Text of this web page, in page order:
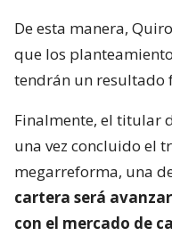
De esta manera,
que los
tendrán un resultado
Finalmente, el titular
una vez concluido el
megarreforma, una
cartera será
con el mercado de